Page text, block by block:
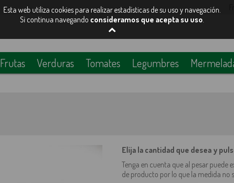
Frutas Verduras Tomates Legumbres
Elija la cantidad que desea y
Tenga en cuenta que al pesar puede
de producto por lo que la medida no
Esta web utiliza cookies para realizar estadísticas de su uso y navegación.
Si continua navegando consideramos que acepta su uso.